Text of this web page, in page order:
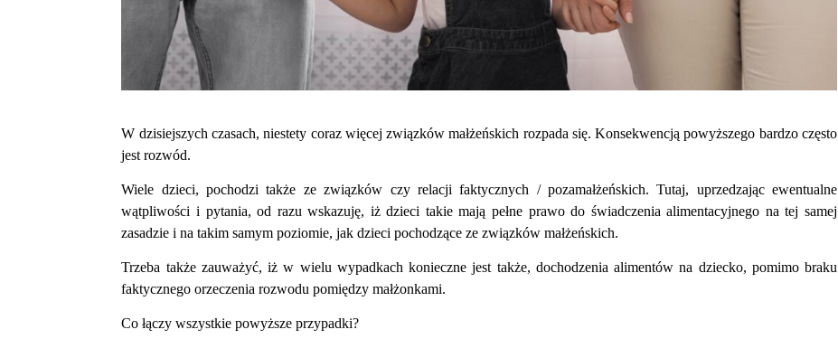
W dzisiejszych czasach, niestety coraz więcej związków małżeńskich rozpada się. Konsekwencją powyższego bardzo często
jest rozwód.
Wiele dzieci, pochodzi także ze związków czy relacji faktycznych / pozamałżeńskich. Tutaj, uprzedzając ewentualne
wątpliwości i pytania, od razu wskazuję, iż dzieci takie mają pełne prawo do świadczenia alimentacyjnego na tej samej
zasadzie i na takim samym poziomie, jak dzieci pochodzące ze związków małżeńskich.
Trzeba także zauważyć, iż w wielu wypadkach konieczne jest także, dochodzenia alimentów na dziecko, pomimo braku
faktycznego orzeczenia rozwodu pomiędzy małżonkami.
Co łączy wszystkie powyższe przypadki?